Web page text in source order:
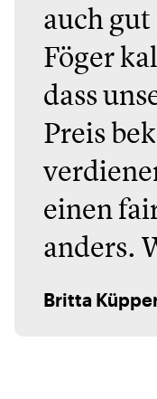
auch
Föger
dass
Preis
einen
anders.
Britta